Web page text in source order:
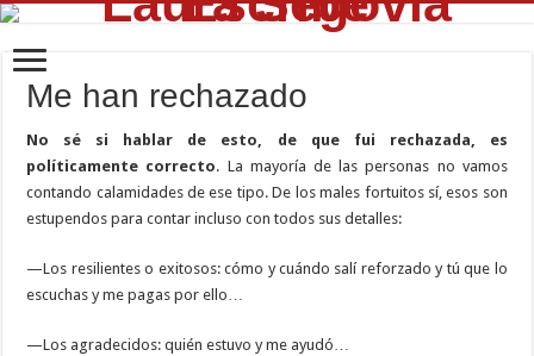
Me han rechazado
No sé si hablar de esto, de que fui rechazada, es
políticamente correcto. La mayoría de las personas no vamos
contando calamidades de ese tipo. De los males fortuitos sí, esos son
estupendos para contar incluso con todos sus detalles:
—Los resilientes o exitosos: cómo y cuándo salí reforzado y tú que lo
escuchas y me pagas por ello…
—Los agradecidos: quién estuvo y me ayudó…